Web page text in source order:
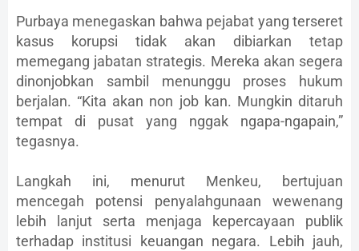
Purbaya menegaskan bahwa pejabat yang terseret
kasus korupsi tidak akan dibiarkan tetap
memegang jabatan strategis. Mereka akan segera
dinonjobkan sambil menunggu proses hukum
berjalan. “Kita akan non job kan. Mungkin ditaruh
tempat di pusat yang nggak ngapa-ngapain,”
tegasnya.
Langkah ini, menurut Menkeu, bertujuan
mencegah potensi penyalahgunaan wewenang
lebih lanjut serta menjaga kepercayaan publik
terhadap institusi keuangan negara. Lebih jauh,